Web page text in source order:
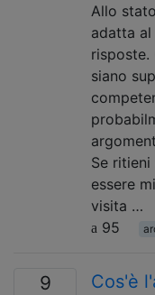
Allo
adatta
risposte.
siano
Se
essere
visita …
95
9
Cos'è